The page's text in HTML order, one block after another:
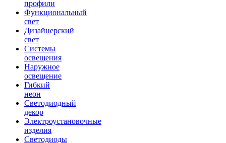
профили
Функциональный
свет
Дизайнерский
свет
Системы
освещения
Наружное
освещение
Гибкий
неон
Светодиодный
декор
Электроустановочные
изделия
Светодиоды